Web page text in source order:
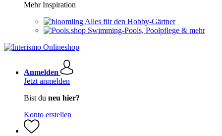
Mehr Inspiration
Alles für den Hobby-Gärtner
Swimming-Pools, Poolpflege & mehr
Anmelden
Jetzt anmelden
Bist du neu hier?
Konto erstellen